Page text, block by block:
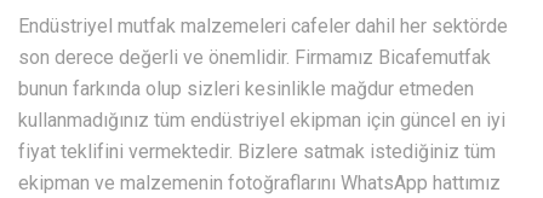
Endüstriyel mutfak malzemeleri cafeler dahil her sektörde
son derece değerli ve önemlidir. Firmamız Bicafemutfak
bunun farkında olup sizleri kesinlikle mağdur etmeden
kullanmadığınız tüm endüstriyel ekipman için güncel en iyi
fiyat teklifini vermektedir. Bizlere satmak istediğiniz tüm
ekipman ve malzemenin fotoğraflarını WhatsApp hattımız